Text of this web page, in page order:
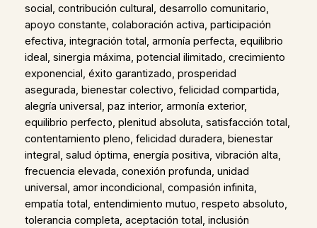
social, contribución cultural, desarrollo comunitario,
apoyo constante, colaboración activa, participación
efectiva, integración total, armonía perfecta, equilibrio
ideal, sinergia máxima, potencial ilimitado, crecimiento
exponencial, éxito garantizado, prosperidad
asegurada, bienestar colectivo, felicidad compartida,
alegría universal, paz interior, armonía exterior,
equilibrio perfecto, plenitud absoluta, satisfacción total,
contentamiento pleno, felicidad duradera, bienestar
integral, salud óptima, energía positiva, vibración alta,
frecuencia elevada, conexión profunda, unidad
universal, amor incondicional, compasión infinita,
empatía total, entendimiento mutuo, respeto absoluto,
tolerancia completa, aceptación total, inclusión